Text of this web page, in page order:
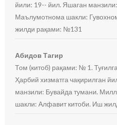
йили: 19-- йил. Яшаган
Маълумотнома шакли:
жилди рақами: №131
Абидов Тагир
Том (китоб) рақами: № 1.
Ҳарбий хизматга чақирилган
манзили: Бувайда тумани.
шакли: Алфавит китоби. Иш